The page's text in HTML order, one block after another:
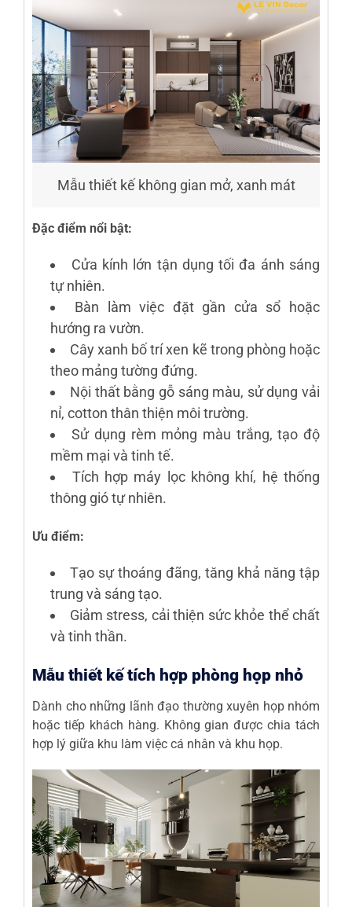
Mẫu thiết kế không gian mở, xanh mát
Đặc điểm nổi bật:
Cửa kính lớn tận dụng tối đa ánh sáng
tự nhiên.
Bàn làm việc đặt gần cửa sổ hoặc
hướng ra vườn.
Cây xanh bố trí xen kẽ trong phòng hoặc
theo mảng tường đứng.
Nội thất bằng gỗ sáng màu, sử dụng vải
nỉ, cotton thân thiện môi trường.
Sử dụng rèm mỏng màu trắng, tạo độ
mềm mại và tinh tế.
Tích hợp máy lọc không khí, hệ thống
thông gió tự nhiên.
Ưu điểm:
Tạo sự thoáng đãng, tăng khả năng tập
trung và sáng tạo.
Giảm stress, cải thiện sức khỏe thể chất
và tinh thần.
Mẫu thiết kế tích hợp phòng họp nhỏ
Dành cho những lãnh đạo thường xuyên họp nhóm
hoặc tiếp khách hàng. Không gian được chia tách
hợp lý giữa khu làm việc cá nhân và khu họp.